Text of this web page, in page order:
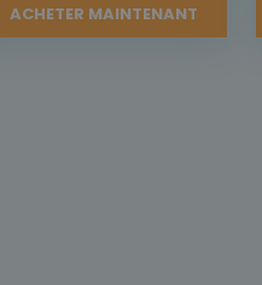
ACHETER MAINTENANT